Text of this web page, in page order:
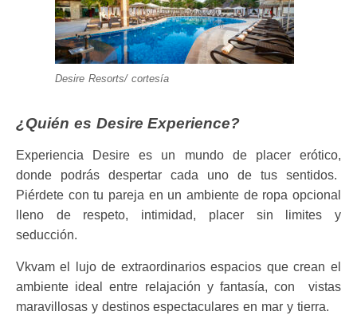
Desire Resorts/ cortesía
¿Quién es Desire Experience?
Experiencia Desire es un mundo de placer erótico,
donde podrás despertar cada uno de tus sentidos.
Piérdete con tu pareja en un ambiente de ropa opcional
lleno de respeto, intimidad, placer sin limites y
seducción.
Vkvam el lujo de extraordinarios espacios que crean el
ambiente ideal entre relajación y fantasía, con
vistas
maravillosas y destinos espectaculares en mar y tierra.